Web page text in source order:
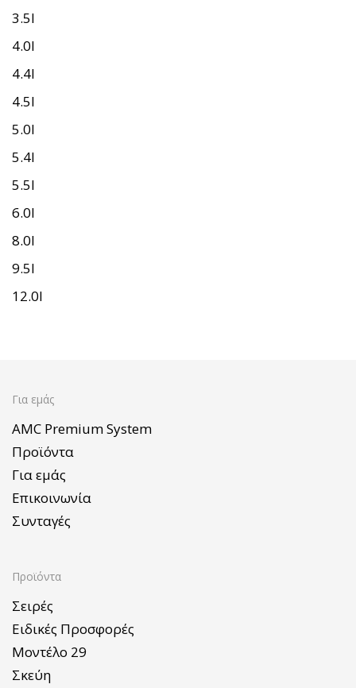
3.5l
4.0l
4.4l
4.5l
5.0l
5.4l
5.5l
6.0l
8.0l
9.5l
12.0l
Για εμάς
AMC Premium System
Προϊόντα
Για εμάς
Επικοινωνία
Συνταγές
Προϊόντα
Σειρές
Ειδικές Προσφορές
Μοντέλο 29
Σκεύη